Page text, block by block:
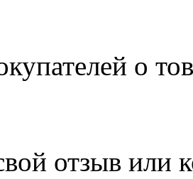
о
отзыв или